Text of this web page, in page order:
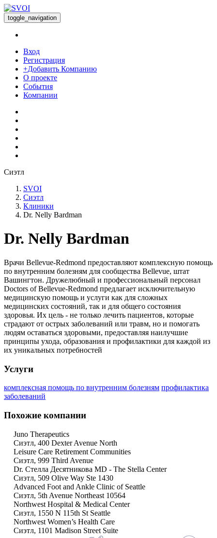
toggle_navigation
Вход
Регистрация
+Добавить Компанию
О проекте
События
Компании
Сиэтл
SVOI
Сиэтл
Клиники
Dr. Nelly Bardman
Dr. Nelly Bardman
Врачи Bellevue-Redmond предоставляют комплексную помощь
по внутренним болезням для сообщества Bellevue, штат
Вашингтон. Дружелюбный и профессиональный персонал
Doctors of Bellevue-Redmond предлагает исключительную
медицинскую помощь и услуги как для сложных
медицинских состояний, так и для общего состояния
здоровья. Их цель - не только лечить пациентов, которые
страдают от острых заболеваний или травм, но и помогать
людям оставаться здоровыми, предоставляя наилучшие
принципы ухода, образования и профилактики для каждой из
их уникальных потребностей
Услуги
комплексная помощь по внутренним болезням профилактика
заболеваний
Похожие компании
Juno Therapeutics
Сиэтл, 400 Dexter Avenue North
Leisure Care Retirement Communities
Сиэтл, 999 Third Avenue
Dr. Стелла Десятникова MD - The Stella Center
Сиэтл, 509 Olive Way Ste 1430
Advanced Foot and Ankle Clinic of Seattle
Сиэтл, 5th Avenue Northeast 10564
Northwest Hospital & Medical Center
Сиэтл, 1550 N 115th St Seattle
Northwest Women’s Health Care
Сиэтл, 1101 Madison Street Suite